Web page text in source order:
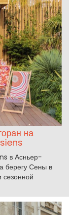
на
в Асньер-
берегу Сены в
сезонной